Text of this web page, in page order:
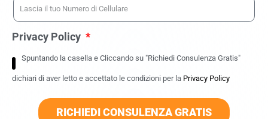
Privacy Policy
Spuntando la casella e Cliccando su "Richiedi Consulenza Gratis"
dichiari di aver letto e accettato le condizioni per la Privacy Policy
RICHIEDI CONSULENZA GRATIS